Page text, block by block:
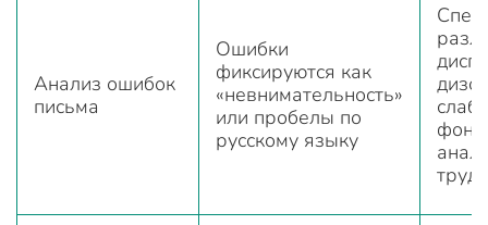
Анализ ошибок
письма
Ошибки
фиксируются как
«невнимательность»
или пробелы по
русскому языку